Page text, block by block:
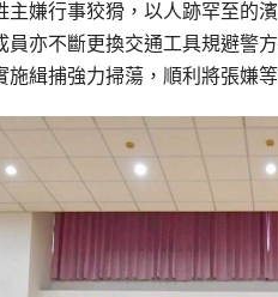
主嫌行事狡猾，以人跡罕至的
員亦不斷更換交通工具規避警
施緝捕強力掃蕩，順利將張嫌